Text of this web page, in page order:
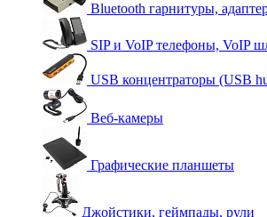
Bluetooth гарнитуры,
SIP и VoIP телефоны, VoIP
USB концентраторы (USB
Веб-камеры
Графические планшеты
Джойстики, геймпады, рули